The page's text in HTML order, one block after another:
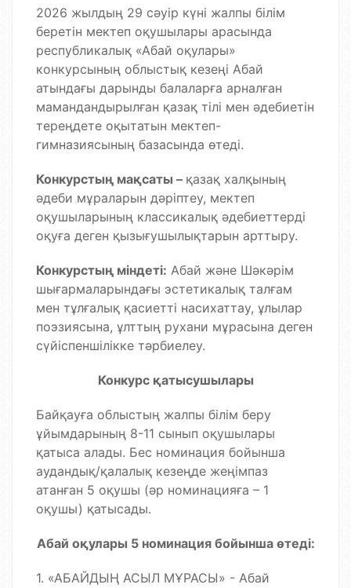
2026 жылдың 29 сәуір күні жалпы білім
беретін мектеп оқушылары арасында
республикалық «Абай оқулары»
конкурсының облыстық кезеңі Абай
атындағы дарынды балаларға арналған
мамандандырылған қазақ тілі мен әдебиетін
тереңдете оқытатын мектеп-
гимназиясының базасында өтеді.
Конкурстың мақсаты – қазақ халқының
әдеби мұраларын дәріптеу, мектеп
оқушыларының классикалық әдебиеттерді
оқуға деген қызығушылықтарын арттыру.
Конкурстың міндеті: Абай және Шәкәрім
шығармаларындағы эстетикалық талғам
мен тұлғалық қасиетті насихаттау, ұлылар
поэзиясына, ұлттың рухани мұрасына деген
сүйіспеншілікке тәрбиелеу.
Конкурс қатысушылары
Байқауға облыстың жалпы білім беру
ұйымдарының 8-11 сынып оқушылары
қатыса алады. Бес номинация бойынша
аудандық/қалалық кезеңде жеңімпаз
атанған 5 оқушы (әр номинацияға – 1
оқушы) қатысады.
Абай оқулары 5 номинация бойынша өтеді:
1. «АБАЙДЫҢ АСЫЛ МҰРАСЫ» - Абай